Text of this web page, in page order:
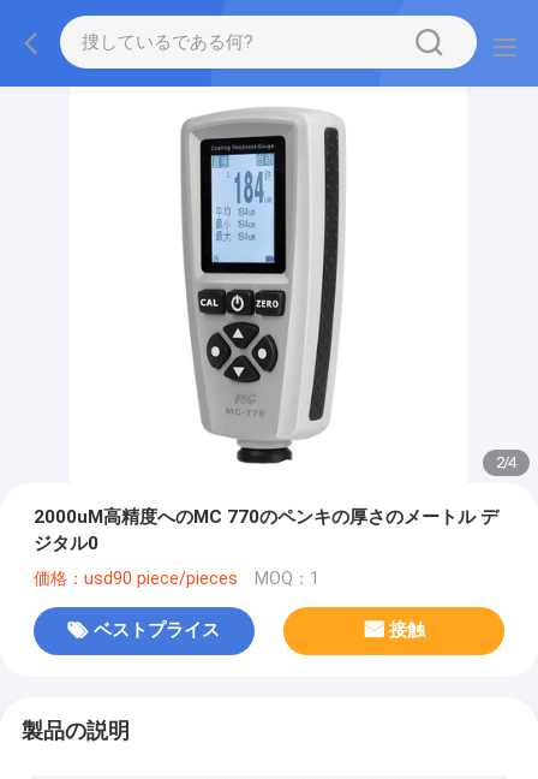
2/4
2000uM高精度へのMC 770のペンキの厚さのメートル デ
ジタル0
価格：usd90 piece/pieces MOQ：1
ベストプライス 接触
製品の説明